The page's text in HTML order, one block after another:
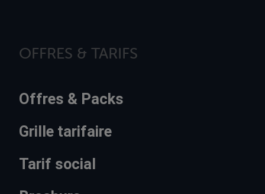
OFFRES & TARIFS
Offres & Packs
Grille tarifaire
Tarif social